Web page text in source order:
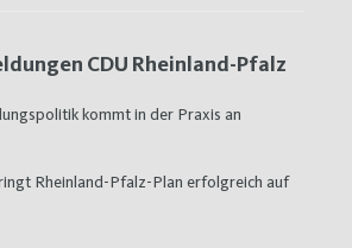
CDU Rheinland-Pfalz
kommt in der Praxis an
Rheinland-Pfalz-Plan erfolgreich auf